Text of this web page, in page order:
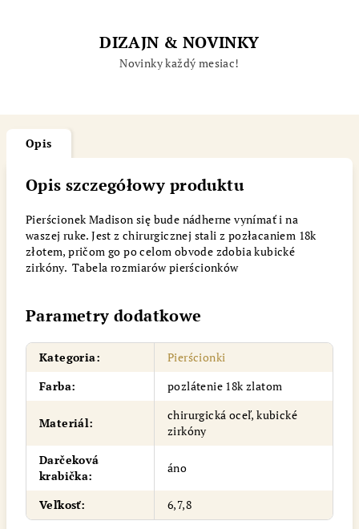
DIZAJN & NOVINKY
Novinky každý mesiac!
Opis
Opis szczegółowy produktu
Pierścionek Madison się bude nádherne vynímať i na
waszej ruke. Jest z chirurgicznej stali z pozłacaniem 18k
złotem, pričom go po celom obvode zdobia kubické
zirkóny. Tabela rozmiarów pierścionków
Parametry dodatkowe
Kategoria:
Pierścionki
Farba: pozlátenie 18k zlatom
Materiál:
chirurgická oceľ, kubické
zirkóny
Darčeková
krabička:
áno
Veľkosť: 6,7,8